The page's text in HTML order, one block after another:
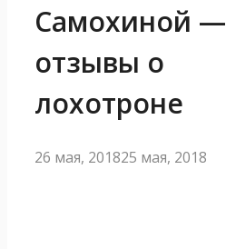
Самохиной —
отзывы о
лохотроне
26 мая, 201825 мая, 2018